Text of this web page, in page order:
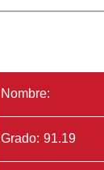
Nombre:
Grado: 91.19